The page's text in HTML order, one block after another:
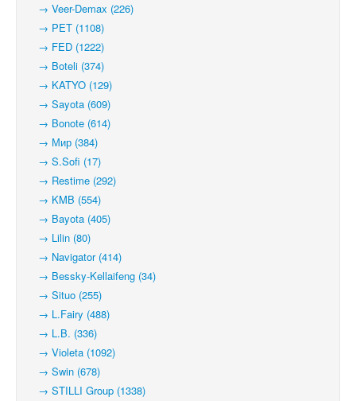
→ Veer-Demax (226)
→ PET (1108)
→ FED (1222)
→ Boteli (374)
→ KATYO (129)
→ Sayota (609)
→ Bonote (614)
→ Мир (384)
→ S.Sofi (17)
→ Restime (292)
→ KMB (554)
→ Bayota (405)
→ Lilin (80)
→ Navigator (414)
→ Bessky-Kellaifeng (34)
→ Situo (255)
→ L.Fairy (488)
→ L.B. (336)
→ Violeta (1092)
→ Swin (678)
→ STILLI Group (1338)